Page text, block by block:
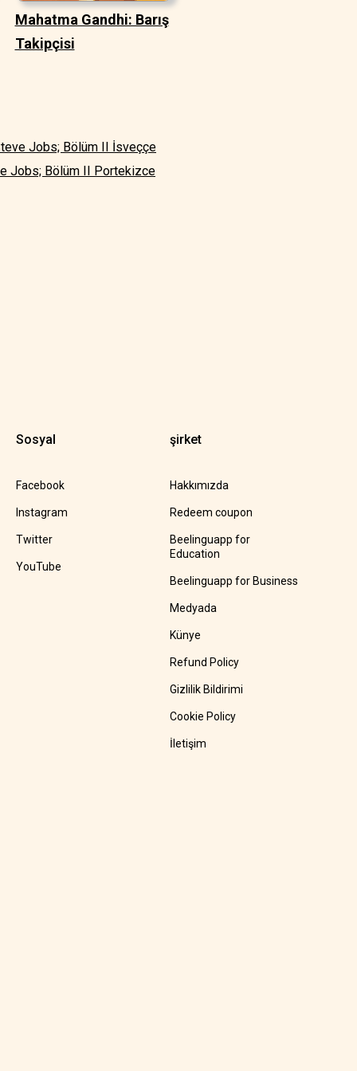
Mahatma Gandhi: Barış
Takipçisi
Jobs; Bölüm II İsveççe
Jobs; Bölüm II Portekizce
Sosyal
Facebook
Instagram
Twitter
YouTube
şirket
Hakkımızda
Redeem coupon
Beelinguapp for
Education
Beelinguapp for Business
Medyada
Künye
Refund Policy
Gizlilik Bildirimi
Cookie Policy
İletişim